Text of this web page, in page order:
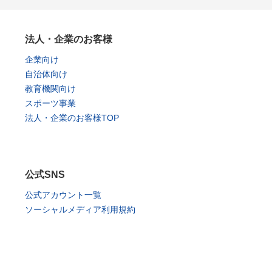
法人・企業のお客様
企業向け
自治体向け
教育機関向け
スポーツ事業
法人・企業のお客様TOP
公式SNS
公式アカウント一覧
ソーシャルメディア利用規約